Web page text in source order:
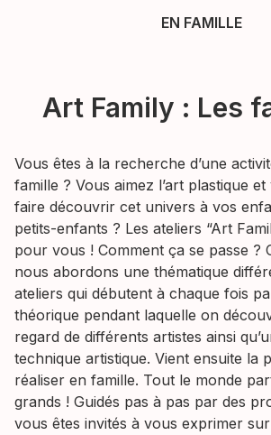
EN FAMILLE
Art Family : Les
Vous êtes à la recherche d’une
famille ? Vous aimez l’art plastique
faire découvrir cet univers à vos
petits-enfants ? Les ateliers “Art
pour vous ! Comment ça se passe ?
nous abordons une thématique
ateliers qui débutent à chaque fois
théorique pendant laquelle on
regard de différents artistes ainsi
technique artistique. Vient ensuite la
réaliser en famille. Tout le monde
grands ! Guidés pas à pas par des
vous êtes invités à vous exprimer